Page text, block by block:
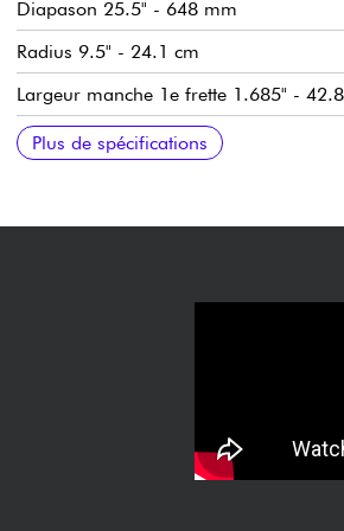
Diapason 25.5" - 648 mm
Radius 9.5" - 24.1 cm
Largeur manche 1e frette 1.685" -
Micros simple-bobinage Fender
Master Volume
Tone 1 (manche/milieu)
Tone 2. Greasebucket™ Tone Circuit
Sélecteur micros 5x positions
Chevalet/vibrato Fender 6-Saddle
Mécaniques Fender® ClassicGear™
Sillet en os synthétique
Finition corps brillant
Finition manche brillant
Vendue avec housse Fender Deluxe Gig
Plus de spécifications